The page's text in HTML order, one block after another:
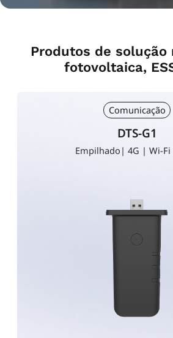
Produtos de solução
fotovoltaica,
Comunicação
DTS-G1
Empilhado| 4G | Wi-